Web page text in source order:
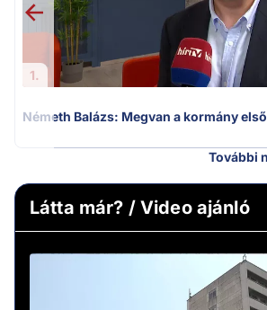
1.
Németh Balázs: Megvan a kormány
További
Látta már? / Video ajánló